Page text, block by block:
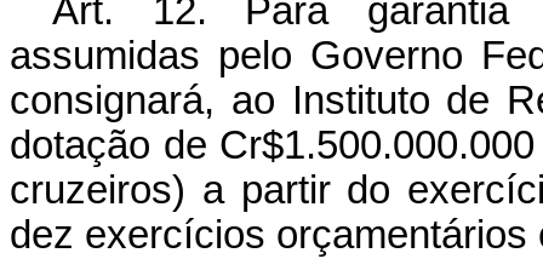
Art. 12. Para garantia
assumidas pelo Governo
consignará, ao Instituto de
dotação de
cruzeiros) a partir do
dez exercícios orçamentários